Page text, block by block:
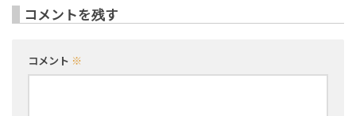
コメントを残す
コメント ※